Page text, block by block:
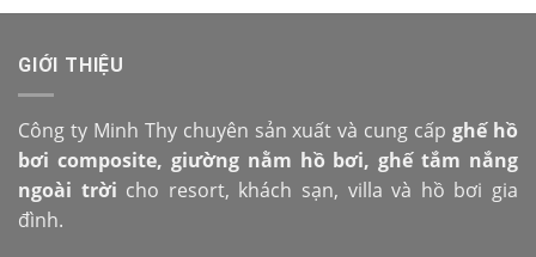
GIỚI THIỆU
Công ty Minh Thy chuyên sản xuất và cung cấpghế hồ
bơi composite, giường nằm hồ bơi, ghế tắm nắng
ngoài trời cho resort, khách sạn, villa và hồ bơi gia
đình.